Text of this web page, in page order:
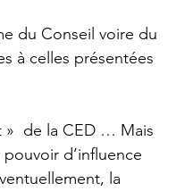
du Conseil voire du
à celles présentées
»  de la CED … Mais
d’influence
la